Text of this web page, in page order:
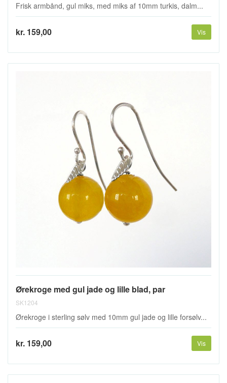
Frisk armbånd, gul miks, med miks af 10mm turkis, dalm...
kr. 159,00 Vis
Ørekroge med gul jade og lille blad, par
SK1204
Ørekroge i sterling sølv med 10mm gul jade og lille forsølv...
kr. 159,00 Vis